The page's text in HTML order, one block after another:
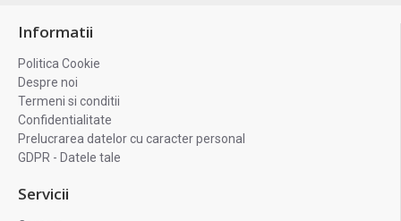
Informatii
Politica Cookie
Despre noi
Termeni si conditii
Confidentialitate
Prelucrarea datelor cu caracter personal
GDPR - Datele tale
Servicii